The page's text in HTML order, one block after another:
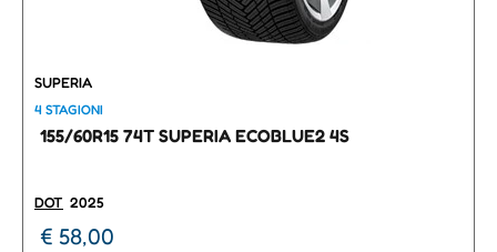
SUPERIA
4 STAGIONI
155/60R15 74T SUPERIA ECOBLUE2 4S
DOT 2025
€ 58,00